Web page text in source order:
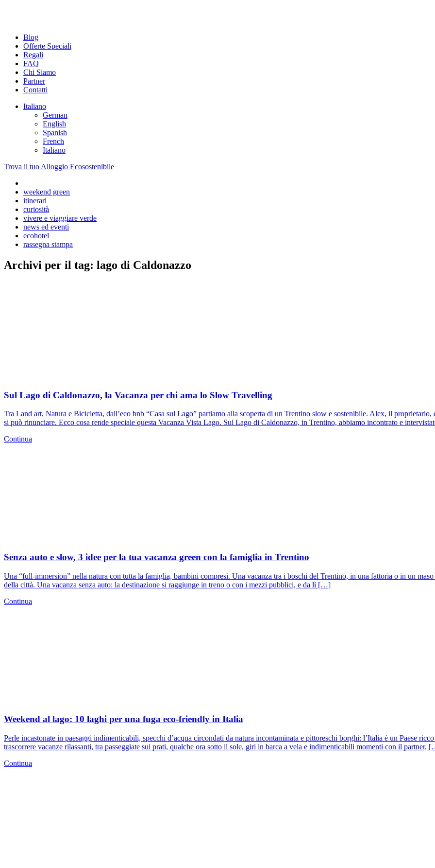
Blog
Offerte Speciali
Regali
FAQ
Chi Siamo
Partner
Contatti
Italiano
German
English
Spanish
French
Italiano
Trova il tuo Alloggio Ecosostenibile
weekend green
itinerari
curiosità
vivere e viaggiare verde
news ed eventi
ecohotel
rassegna stampa
Archivi per il tag: lago di Caldonazzo
Sul Lago di Caldonazzo, la Vacanza per chi ama lo Slow Travelling
Tra Land art, Natura e Bicicletta, dall’eco bnb “Casa sul Lago” partiamo alla scoperta di un Trentino slow e sostenibile. Alex, il
si può rinunciare. Ecco cosa rende speciale questa Vacanza Vista Lago. Sul Lago di Caldonazzo, in Trentino, abbiamo incontrato e
Continua
Senza auto e slow, 3 idee per la tua vacanza green con la famiglia in Trentino
Una “full-immersion” nella natura con tutta la famiglia, bambini compresi. Una vacanza tra i boschi del Trentino, in una fattoria o in un
della città. Una vacanza senza auto: la destinazione si raggiunge in treno o con i mezzi pubblici, e da lì […]
Continua
Weekend al lago: 10 laghi per una fuga eco-friendly in Italia
Perle incastonate in paesaggi indimenticabili, specchi d’acqua circondati da natura incontaminata e pittoreschi borghi: l’Italia è un Paese
trascorrere vacanze rilassanti, tra passeggiate sui prati, qualche ora sotto il sole, giri in barca a vela e indimenticabili momenti con il partner,
Continua